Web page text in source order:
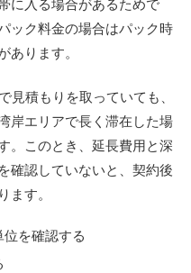
に入る場合があるためで
ック料金の場合はパック時
あります。
見積もりを取っていても、
岸エリアで長く滞在した場
。このとき、延長費用と深
確認していないと、契約後
ます。
を確認する